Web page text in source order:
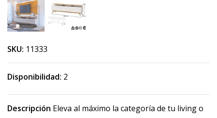
SKU: 11333
Disponibilidad: 2
Descripción Eleva al máximo la categoría de tu living o